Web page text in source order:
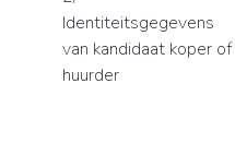
Identiteitsgegevens
van kandidaat koper of
huurder